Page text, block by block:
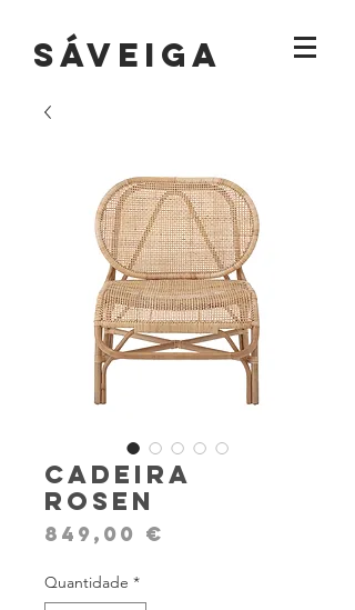
sáVEIGA
Cadeira
Rosen
849,00 €
Quantidade *